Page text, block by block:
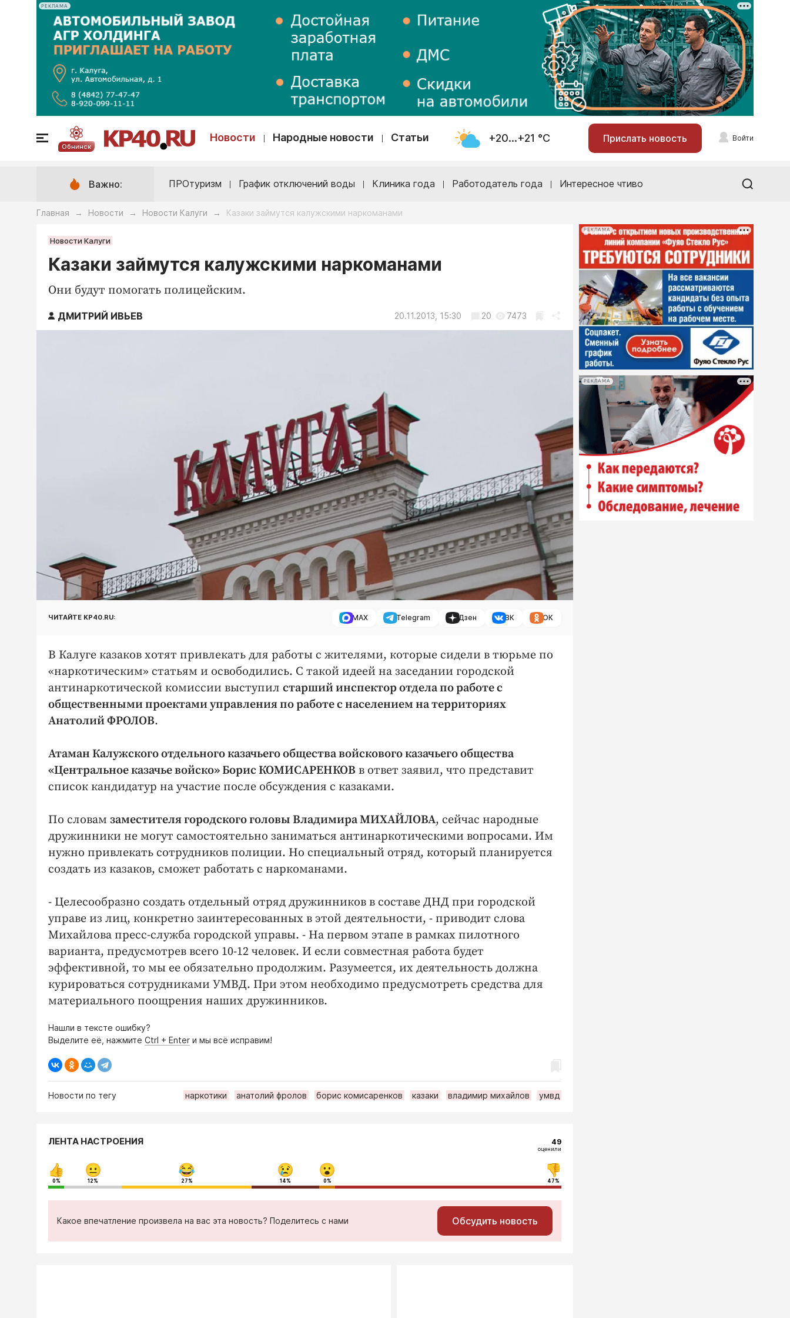
РЕКЛАМА
Обнинск
Новости Народные новости Статьи +20...+21 °С Прислать новость Войти
Важно: ПРОтуризм График отключений воды Клиника года Работодатель года Интересное чтиво
Главная → Новости → Новости Калуги → Казаки займутся калужскими наркоманами
Новости Калуги
Казаки займутся калужскими наркоманами
Они будут помогать полицейским.
ДМИТРИЙ ИВЬЕВ 20.11.2013, 15:30 20 7473
ЧИТАЙТЕ KP40.RU: MAX Telegram Дзен ВК ОК
В Калуге казаков хотят привлекать для работы с жителями, которые сидели в тюрьме по
«наркотическим» статьям и освободились. С такой идеей на заседании городской
антинаркотической комиссии выступил старший инспектор отдела по работе с
общественными проектами управления по работе с населением на территориях
Анатолий ФРОЛОВ.
Атаман Калужского отдельного казачьего общества войскового казачьего общества
«Центральное казачье войско» Борис КОМИСАРЕНКОВ в ответ заявил, что представит
список кандидатур на участие после обсуждения с казаками.
По словам заместителя городского головы Владимира МИХАЙЛОВА, сейчас народные
дружинники не могут самостоятельно заниматься антинаркотическими вопросами. Им
нужно привлекать сотрудников полиции. Но специальный отряд, который планируется
создать из казаков, сможет работать с наркоманами.
- Целесообразно создать отдельный отряд дружинников в составе ДНД при городской
управе из лиц, конкретно заинтересованных в этой деятельности, - приводит слова
Михайлова пресс-служба городской управы. - На первом этапе в рамках пилотного
варианта, предусмотрев всего 10-12 человек. И если совместная работа будет
эффективной, то мы ее обязательно продолжим. Разумеется, их деятельность должна
курироваться сотрудниками УМВД. При этом необходимо предусмотреть средства для
материального поощрения наших дружинников.
Нашли в тексте ошибку?
Выделите её, нажмите Ctrl + Enter и мы всё исправим!
Новости по тегу наркотики анатолий фролов борис комисаренков казаки владимир михайлов умвд
РЕКЛАМА
РЕКЛАМА
ЛЕНТА НАСТРОЕНИЯ 49
оценили
0% 12% 27% 14% 0% 47%
Какое впечатление произвела на вас эта новость? Поделитесь с нами Обсудить новость